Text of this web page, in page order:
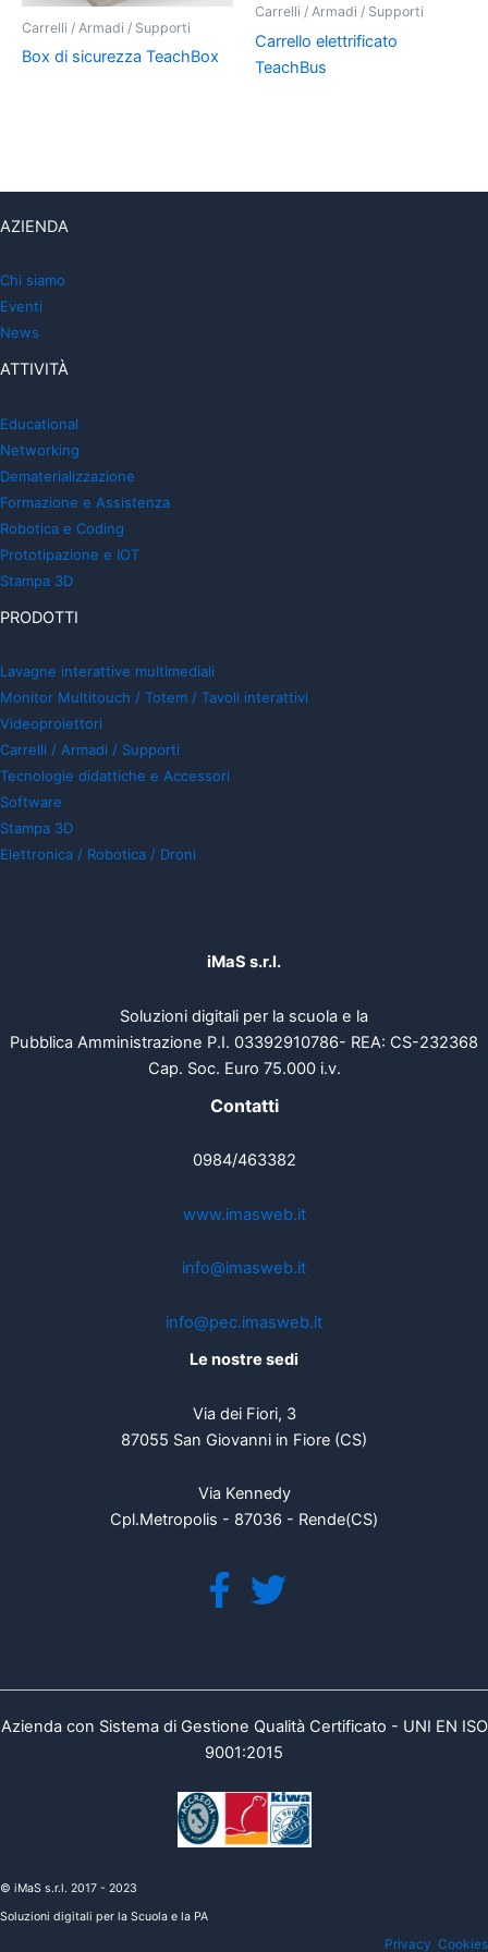
Carrelli / Armadi / Supporti
Box di sicurezza TeachBox
Carrelli / Armadi / Supporti
Carrello elettrificato
TeachBus
AZIENDA
Chi siamo
Eventi
News
ATTIVITÀ
Educational
Networking
Dematerializzazione
Formazione e Assistenza
Robotica e Coding
Prototipazione e IOT
Stampa 3D
PRODOTTI
Lavagne interattive multimediali
Monitor Multitouch / Totem / Tavoli interattivi
Videoproiettori
Carrelli / Armadi / Supporti
Tecnologie didattiche e Accessori
Software
Stampa 3D
Elettronica / Robotica / Droni
iMaS s.r.l.
Soluzioni digitali per la scuola e la
Pubblica Amministrazione P.I. 03392910786- REA: CS-232368
Cap. Soc. Euro 75.000 i.v.
Contatti
0984/463382
www.imasweb.it
info@imasweb.it
info@pec.imasweb.it
Le nostre sedi
Via dei Fiori, 3
87055 San Giovanni in Fiore (CS)
Via Kennedy
Cpl.Metropolis - 87036 - Rende(CS)
Azienda con Sistema di Gestione Qualità Certificato - UNI EN ISO
9001:2015
© iMaS s.r.l. 2017 - 2023
Soluzioni digitali per la Scuola e la PA
Privacy Cookies